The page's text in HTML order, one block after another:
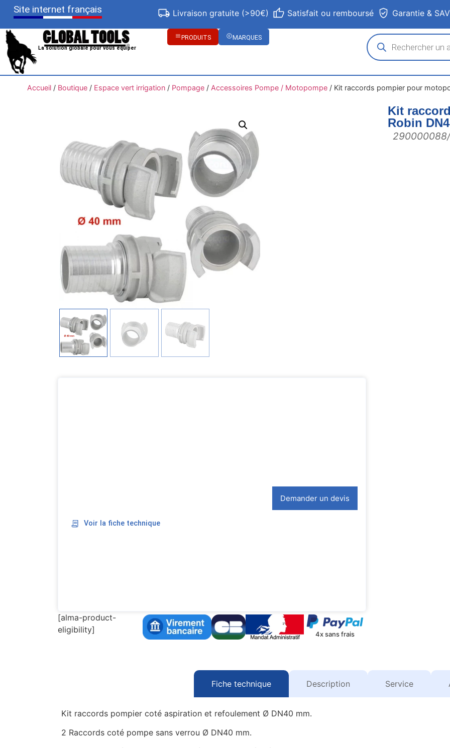
Site internet français Livraison gratuite (>90€) Satisfait ou remboursé Garantie & SAV
La solution globale pour vous équiper
PRODUITS MARQUES
Accueil/ Boutique/ Espace vert irrigation/ Pompage/ Accessoires Pompe / Motopompe/ Kit raccords pompier pour
Kit
Robin
Demander un devis
Voir la fiche technique
[alma-product-
eligibility]
4x sans frais
Fiche technique Description Service
Kit raccords pompier coté aspiration et refoulement Ø DN40 mm.
2 Raccords coté pompe sans verrou Ø DN40 mm.